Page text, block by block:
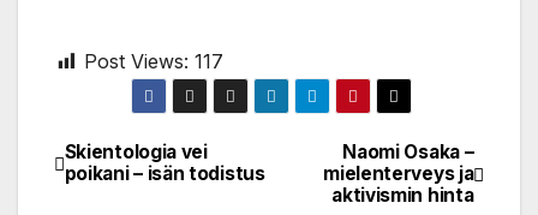
Post Views: 117
Post
Naomi Osaka –
mielenterveys ja
aktivismin hinta
Skientologia vei
poikani – isän todistus